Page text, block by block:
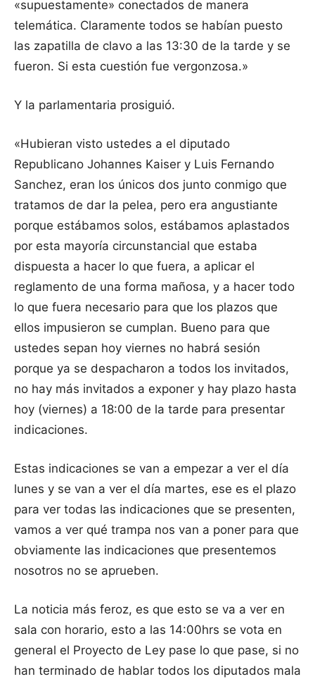
«supuestamente» conectados de manera
telemática. Claramente todos se habían puesto
las zapatilla de clavo a las 13:30 de la tarde y se
fueron. Si esta cuestión fue vergonzosa.»
Y la parlamentaria prosiguió.
«Hubieran visto ustedes a el diputado
Republicano Johannes Kaiser y Luis Fernando
Sanchez, eran los únicos dos junto conmigo que
tratamos de dar la pelea, pero era angustiante
porque estábamos solos, estábamos aplastados
por esta mayoría circunstancial que estaba
dispuesta a hacer lo que fuera, a aplicar el
reglamento de una forma mañosa, y a hacer todo
lo que fuera necesario para que los plazos que
ellos impusieron se cumplan. Bueno para que
ustedes sepan hoy viernes no habrá sesión
porque ya se despacharon a todos los invitados,
no hay más invitados a exponer y hay plazo hasta
hoy (viernes) a 18:00 de la tarde para presentar
indicaciones.
Estas indicaciones se van a empezar a ver el día
lunes y se van a ver el día martes, ese es el plazo
para ver todas las indicaciones que se presenten,
vamos a ver qué trampa nos van a poner para que
obviamente las indicaciones que presentemos
nosotros no se aprueben.
La noticia más feroz, es que esto se va a ver en
sala con horario, esto a las 14:00hrs se vota en
general el Proyecto de Ley pase lo que pase, si no
han terminado de hablar todos los diputados mala